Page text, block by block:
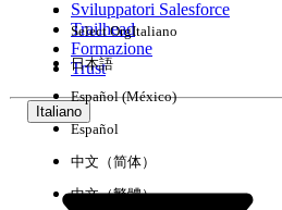
Esperienza
Sviluppatori Salesforce
Trailhead
Formazione
Trust
Italiano
Select OrgItaliano
日本語
Español (México)
Español
中文（简体）
中文（繁體）